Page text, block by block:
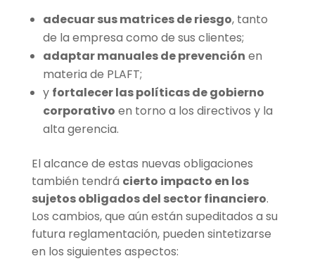
adecuar sus matrices de riesgo, tanto
de la empresa como de sus clientes;
adaptar manuales de prevención en
materia de PLAFT;
y fortalecer las políticas de gobierno
corporativo en torno a los directivos y la
alta gerencia.
El alcance de estas nuevas obligaciones
también tendrá cierto impacto en los
sujetos obligados del sector financiero.
Los cambios, que aún están supeditados a su
futura reglamentación, pueden sintetizarse
en los siguientes aspectos: